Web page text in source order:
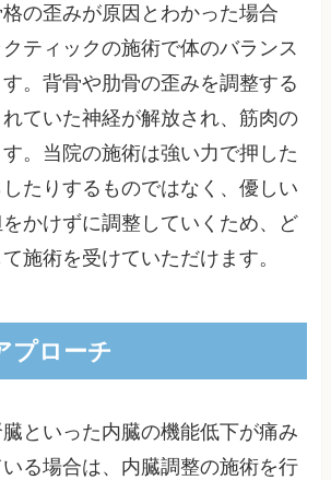
の歪みが原因とわかった場合
ティックの施術で体のバランス
。背骨や肋骨の歪みを調整する
ていた神経が解放され、筋肉の
。当院の施術は強い力で押した
たりするものではなく、優しい
かけずに調整していくため、ど
施術を受けていただけます。
プローチ
といった内臓の機能低下が痛み
る場合は、内臓調整の施術を行